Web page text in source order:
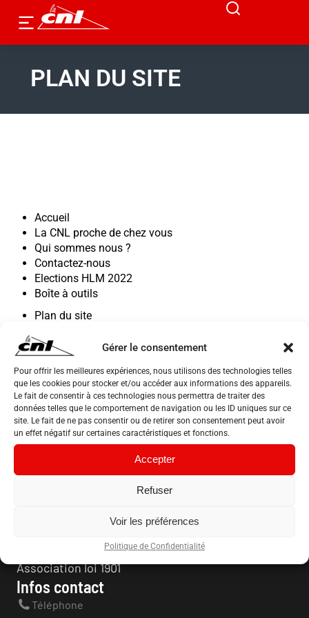
Gérer le consentement
Pour offrir les meilleures expériences, nous utilisons des technologies telles
que les cookies pour stocker et/ou accéder aux informations des appareils.
Le fait de consentir à ces technologies nous permettra de traiter des
données telles que le comportement de navigation ou les ID uniques sur ce
site. Le fait de ne pas consentir ou de retirer son consentement peut avoir
un effet négatif sur certaines caractéristiques et fonctions.
Accepter
Refuser
Voir les préférences
Politique de Confidentialité
PLAN DU SITE
Accueil
La CNL proche de chez vous
Qui sommes nous ?
Contactez-nous
Elections HLM 2022
Boîte à outils
Plan du site
Confédération Nationale du Logement
Association loi 1901
Infos contact
Téléphone